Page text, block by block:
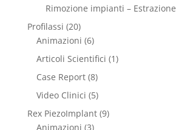
Rimozione impianti – Estrazione
Profilassi (20)
Animazioni (6)
Articoli Scientifici (1)
Case Report(8)
Video Clinici (5)
Rex PiezoImplant(9)
Animazioni (3)